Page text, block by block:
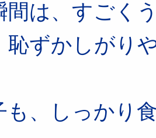
間は、すごく
恥ずかしがり
も、しっかり